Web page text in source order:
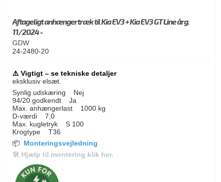
Aftageligt anhængertræk til Kia EV3 + Kia EV3 GT Line årg.
11/2024 -
GDW
24-2480-20
⚠️ Vigtigt – se tekniske detaljer
eksklusiv elsæt.
Synlig udskæring Nej
94/20 godkendt Ja
Max. anhængerlast 1000 kg
D-værdi 7,0
Max. kugletryk S 100
Krogtype T36
📦 Monteringsvejledning
🛠 Hjælp til montering klik her.